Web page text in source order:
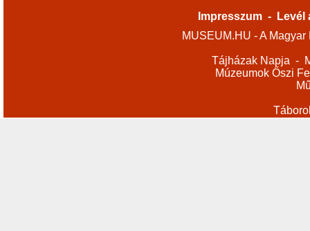
Impresszum -
Levél
MUSEUM.HU - A
Tájházak Napja -
Múzeumok Őszi